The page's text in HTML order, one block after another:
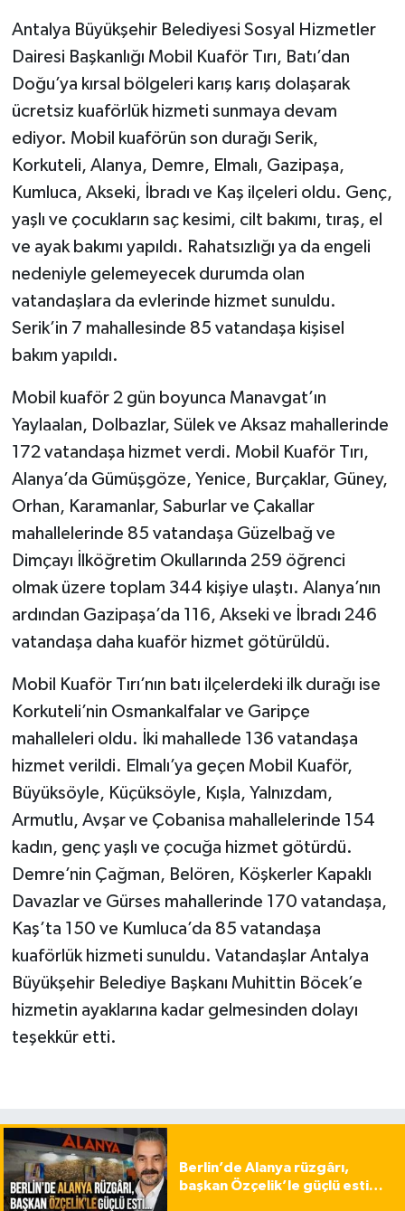
Antalya Büyükşehir Belediyesi Sosyal Hizmetler
Dairesi Başkanlığı Mobil Kuaför Tırı, Batı’dan
Doğu’ya kırsal bölgeleri karış karış dolaşarak
ücretsiz kuaförlük hizmeti sunmaya devam
ediyor. Mobil kuaförün son durağı Serik,
Korkuteli, Alanya, Demre, Elmalı, Gazipaşa,
Kumluca, Akseki, İbradı ve Kaş ilçeleri oldu. Genç,
yaşlı ve çocukların saç kesimi, cilt bakımı, tıraş, el
ve ayak bakımı yapıldı. Rahatsızlığı ya da engeli
nedeniyle gelemeyecek durumda olan
vatandaşlara da evlerinde hizmet sunuldu.
Serik’in 7 mahallesinde 85 vatandaşa kişisel
bakım yapıldı.
Mobil kuaför 2 gün boyunca Manavgat’ın
Yaylaalan, Dolbazlar, Sülek ve Aksaz mahallerinde
172 vatandaşa hizmet verdi. Mobil Kuaför Tırı,
Alanya’da Gümüşgöze, Yenice, Burçaklar, Güney,
Orhan, Karamanlar, Saburlar ve Çakallar
mahallelerinde 85 vatandaşa Güzelbağ ve
Dimçayı İlköğretim Okullarında 259 öğrenci
olmak üzere toplam 344 kişiye ulaştı. Alanya’nın
ardından Gazipaşa’da 116, Akseki ve İbradı 246
vatandaşa daha kuaför hizmet götürüldü.
Mobil Kuaför Tırı’nın batı ilçelerdeki ilk durağı ise
Korkuteli’nin Osmankalfalar ve Garipçe
mahalleleri oldu. İki mahallede 136 vatandaşa
hizmet verildi. Elmalı’ya geçen Mobil Kuaför,
Büyüksöyle, Küçüksöyle, Kışla, Yalnızdam,
Armutlu, Avşar ve Çobanisa mahallelerinde 154
kadın, genç yaşlı ve çocuğa hizmet götürdü.
Demre’nin Çağman, Belören, Köşkerler Kapaklı
Davazlar ve Gürses mahallerinde 170 vatandaşa,
Kaş’ta 150 ve Kumluca’da 85 vatandaşa
kuaförlük hizmeti sunuldu. Vatandaşlar Antalya
Büyükşehir Belediye Başkanı Muhittin Böcek’e
hizmetin ayaklarına kadar gelmesinden dolayı
teşekkür etti.
Berlin’de Alanya rüzgârı,
başkan Özçelik’le güçlü esti…